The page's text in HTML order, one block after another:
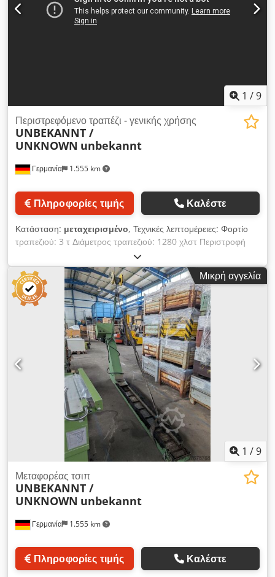
1 /9
Γερμανία 1.555 km
Περιστρεφόμενο τραπέζι - γενικής χρήσης
UNBEKANNT /
UNKNOWN unbekannt
Πληροφορίες τιμής Καλέστε
Κατάσταση: μεταχειρισμένο, Τεχνικές λεπτομέρειες: Φορτίο
τραπεζιού: 3 τ Διάμετρος τραπεζιού: 1280 χλστ Περιστροφή
τραπεζιού: 0–180 μοίρες Κλίση τραπεζιού: όχι / 0 μοίρες Βάρος
μηχανής περ.: 1.376 κιλά Διαστάσεις ΜxΠxΥ: 1,4 x 1,7 x 0,18 μ
Τραπέζι τοποθέτησης Ελεγμένη αντοχή έως 3 τ Cjdpfexz E
Exsx Altorf 2 θέσεις προς το παρόν στις 180 μοίρες Ο
περιστροφικός δίσκος ξεκινά γυρίζοντας από 0 μοίρες στις 180
μοίρες και επιστρέφει στις 0 μοίρες. Μπορεί να τροποποιηθεί
μέχρι μέγ. 270°
Μικρή αγγελία
1 /9
Γερμανία 1.555 km
Μεταφορέας τσιπ
UNBEKANNT /
UNKNOWN unbekannt
Πληροφορίες τιμής Καλέστε